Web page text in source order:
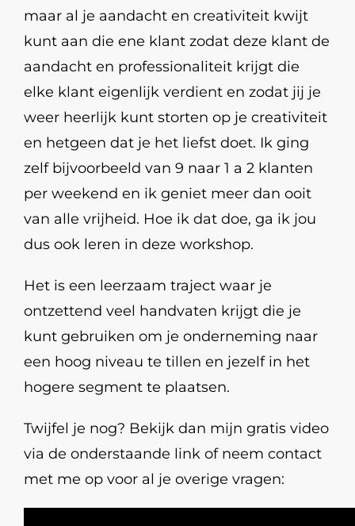
maar al je aandacht en creativiteit kwijt
kunt aan die ene klant zodat deze klant de
aandacht en professionaliteit krijgt die
elke klant eigenlijk verdient en zodat jij je
weer heerlijk kunt storten op je creativiteit
en hetgeen dat je het liefst doet. Ik ging
zelf bijvoorbeeld van 9 naar 1 a 2 klanten
per weekend en ik geniet meer dan ooit
van alle vrijheid. Hoe ik dat doe, ga ik jou
dus ook leren in deze workshop.
Het is een leerzaam traject waar je
ontzettend veel handvaten krijgt die je
kunt gebruiken om je onderneming naar
een hoog niveau te tillen en jezelf in het
hogere segment te plaatsen.
Twijfel je nog? Bekijk dan mijn gratis video
via de onderstaande link of neem contact
met me op voor al je overige vragen: